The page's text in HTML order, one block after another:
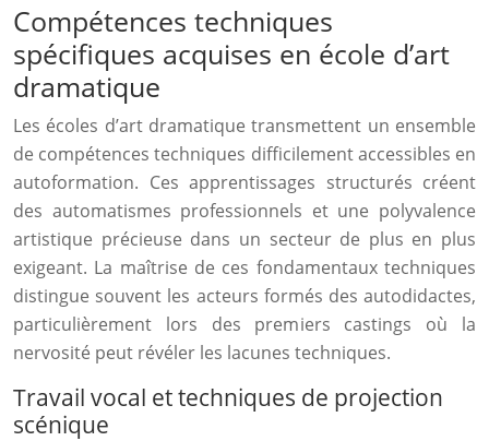
Compétences techniques
spécifiques acquises en école d’art
dramatique
Les écoles d’art dramatique transmettent un ensemble
de compétences techniques difficilement accessibles en
autoformation. Ces apprentissages structurés créent
des automatismes professionnels et une polyvalence
artistique précieuse dans un secteur de plus en plus
exigeant. La maîtrise de ces fondamentaux techniques
distingue souvent les acteurs formés des autodidactes,
particulièrement lors des premiers castings où la
nervosité peut révéler les lacunes techniques.
Travail vocal et techniques de projection
scénique